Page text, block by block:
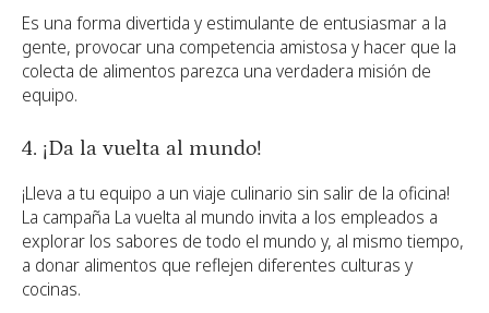
Es una forma divertida y estimulante de entusiasmar a la
gente, provocar una competencia amistosa y hacer que la
colecta de alimentos parezca una verdadera misión de
equipo.
4. ¡Da la vuelta al mundo!
¡Lleva a tu equipo a un viaje culinario sin salir de la oficina!
La campaña La vuelta al mundo invita a los empleados a
explorar los sabores de todo el mundo y, al mismo tiempo,
a donar alimentos que reflejen diferentes culturas y
cocinas.